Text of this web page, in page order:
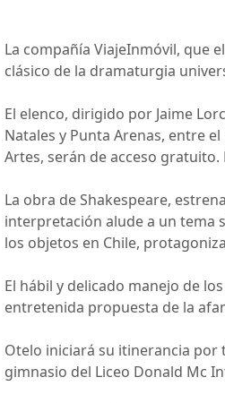
La compañía ViajeInmóvil, que
clásico de la dramaturgia
El elenco, dirigido por Jaime
Natales y Punta Arenas, entre
Artes, serán de acceso
La obra de Shakespeare,
interpretación alude a un tema
los objetos en Chile,
El hábil y delicado manejo de
entretenida propuesta de la
Otelo iniciará su itinerancia por
gimnasio del Liceo Donald Mc